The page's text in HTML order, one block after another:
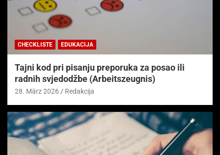
CHECKLISTE EDUKACIJA
Tajni kod pri pisanju preporuka za posao ili
radnih svjedodžbe (Arbeitszeugnis)
28. März 2026 Redakcija